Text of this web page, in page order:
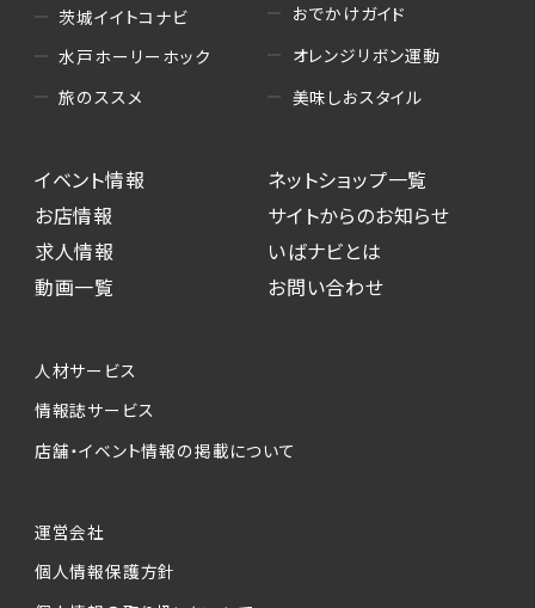
茨城イイトコナビ
水戸ホーリーホック
旅のススメ
おでかけガイド
オレンジリボン運動
美味しおスタイル
イベント情報
お店情報
求人情報
動画一覧
ネットショップ一覧
サイトからのお知らせ
いばナビとは
お問い合わせ
人材サービス
情報誌サービス
店舗・イベント情報の掲載について
運営会社
個人情報保護方針